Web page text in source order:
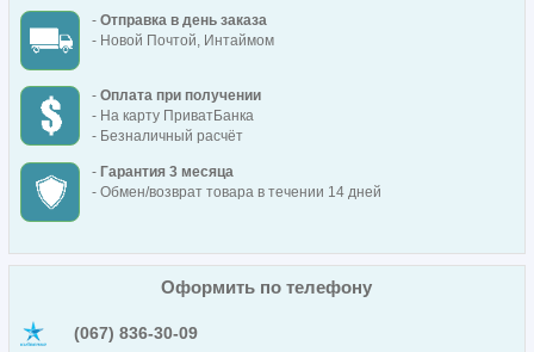
- Отправка в день заказа
- Новой Почтой, Интаймом
- Оплата при получении
- На карту ПриватБанка
- Безналичный расчёт
- Гарантия 3 месяца
- Обмен/возврат товара в течении 14 дней
Оформить по телефону
(067) 836-30-09